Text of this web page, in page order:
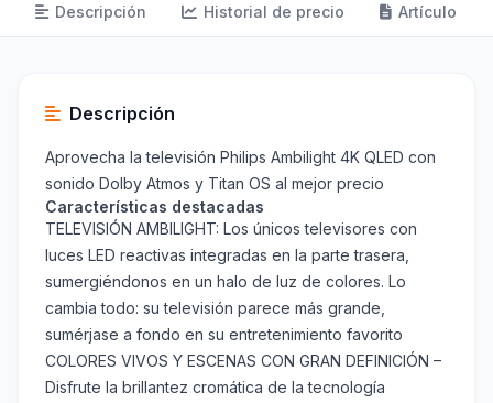
Descripción Historial de precio Artículo
Descripción
Aprovecha la televisión Philips Ambilight 4K QLED con
sonido Dolby Atmos y Titan OS al mejor precio
Características destacadas
TELEVISIÓN AMBILIGHT: Los únicos televisores con
luces LED reactivas integradas en la parte trasera,
sumergiéndonos en un halo de luz de colores. Lo
cambia todo: su televisión parece más grande,
sumérjase a fondo en su entretenimiento favorito
COLORES VIVOS Y ESCENAS CON GRAN DEFINICIÓN –
Disfrute la brillantez cromática de la tecnología